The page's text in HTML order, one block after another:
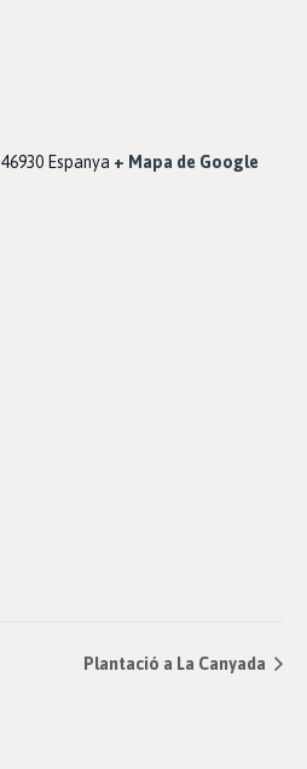
46930 Espanya + Mapa de Google
Plantació a La Canyada